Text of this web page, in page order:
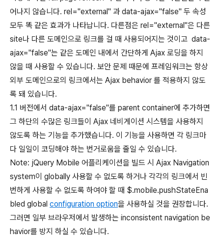
어나지 않습니다. rel="external" 과 data-ajax="false" 두 속성
모두 똑 같은 효과가 나타납니다. 다른점은 rel="external"은 다른
site나 다른 도메인으로 링크를 걸 때 사용되어지는 것이고 data-
ajax="false"는 같은 도메인 내에서 간단하게 Ajax 로딩을 하지
않을 때 사용할 수 있습니다. 보안 문제 때문에 프레임워크는 항상
외부 도메인으로의 링크에서는 Ajax behavior 를 적용하지 않도
록 돼 있습니다.
1.1 버전에서 data-ajax="false"를 parent container에 추가하면
그 하단의 수많은 링크들이 Ajax 네비게이션 시스템을 사용하지
않도록 하는 기능을 추가했습니다. 이 기능을 사용하면 각 링크마
다 일일이 코딩해야 하는 번거로움을 줄일 수 있습니다.
Note: jQuery Mobile 어플리케이션을 빌드 시 Ajax Navigation
system이 globally 사용할 수 없도록 하거나 각각의 링크에서 빈
번하게 사용할 수 없도록 하여야 할 때 $.mobile.pushStateEna
bled global configuration option을 사용하실 것을 권장합니다.
그러면 일부 브라우저에서 발생하는 inconsistent navigation be
havior를 방지 하실 수 있습니다.